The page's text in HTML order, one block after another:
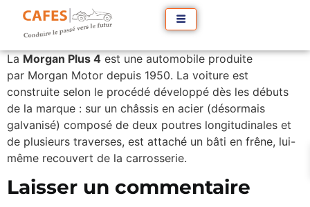
La Morgan Plus 4 est une automobile produite
par Morgan Motor depuis 1950. La voiture est
construite selon le procédé développé dès les débuts
de la marque : sur un châssis en acier (désormais
galvanisé) composé de deux poutres longitudinales et
de plusieurs traverses, est attaché un bâti en frêne, lui-
même recouvert de la carrosserie.
Laisser un commentaire